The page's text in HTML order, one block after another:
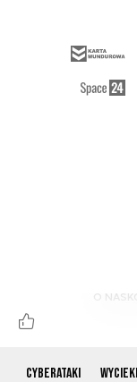
Cyberataki
O NAS
©